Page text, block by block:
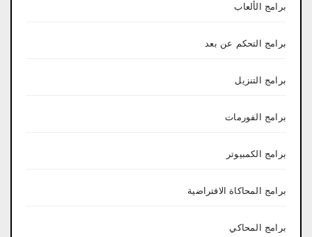
برامج الألعاب
برامج التحكم عن بعد
برامج التنزيل
برامج الفورمات
برامج الكمبيوتر
برامج المحاكاة الافتراضية
برامج المحاكي